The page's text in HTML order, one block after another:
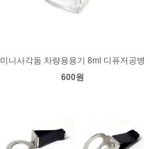
미니사각돔 차량용용기 8ml 디퓨저공병
600원